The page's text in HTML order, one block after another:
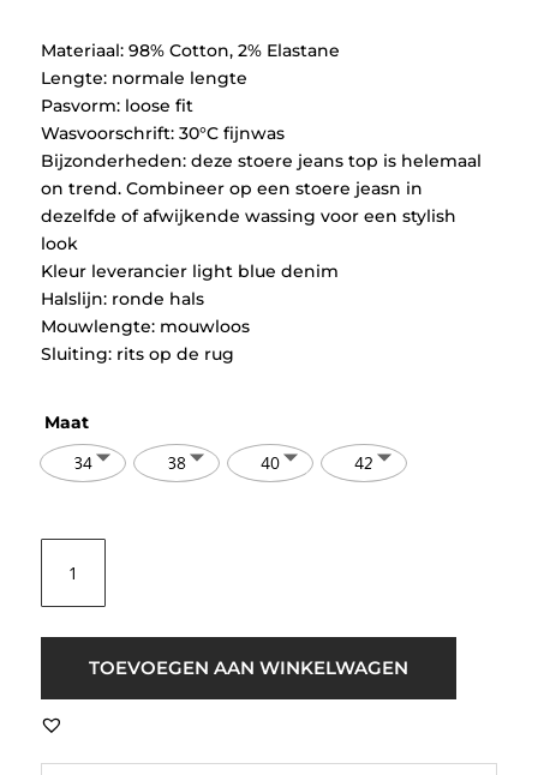
Materiaal: 98% Cotton, 2% Elastane
Lengte: normale lengte
Pasvorm: loose fit
Wasvoorschrift: 30°C fijnwas
Bijzonderheden: deze stoere jeans top is helemaal
on trend. Combineer op een stoere jeasn in
dezelfde of afwijkende wassing voor een stylish
look
Kleur leverancier light blue denim
Halslijn: ronde hals
Mouwlengte: mouwloos
Sluiting: rits op de rug
Maat
34 38 40 42
IHArmios
Jeans
Top
aantal
TOEVOEGEN AAN WINKELWAGEN